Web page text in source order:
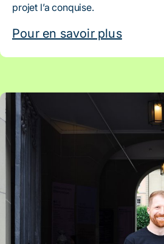
projet l’a conquise.
Pour en savoir plus
Artikel: ComicMyLife –